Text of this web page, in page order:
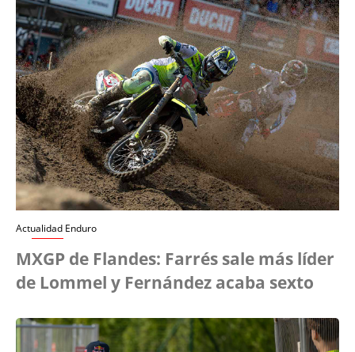
Actualidad Enduro
MXGP de Flandes: Farrés sale más líder
de Lommel y Fernández acaba sexto